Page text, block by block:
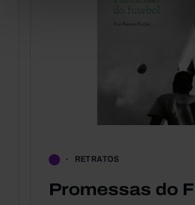
RETRATOS
Promessas do